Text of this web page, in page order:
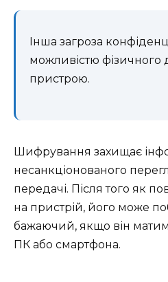
Інша загроза
можливістю фізичного
пристрою.
Шифрування захищає
несанкціонованого
передачі. Після того як
на пристрій, його може
бажаючий, якщо він
ПК або смартфона.